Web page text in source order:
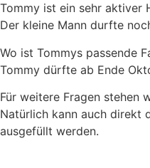
Tommy ist ein sehr aktiver
Der kleine Mann durfte
Wo ist Tommys passende
Tommy dürfte ab Ende
Für weitere Fragen stehen
Natürlich kann auch direkt
ausgefüllt werden.